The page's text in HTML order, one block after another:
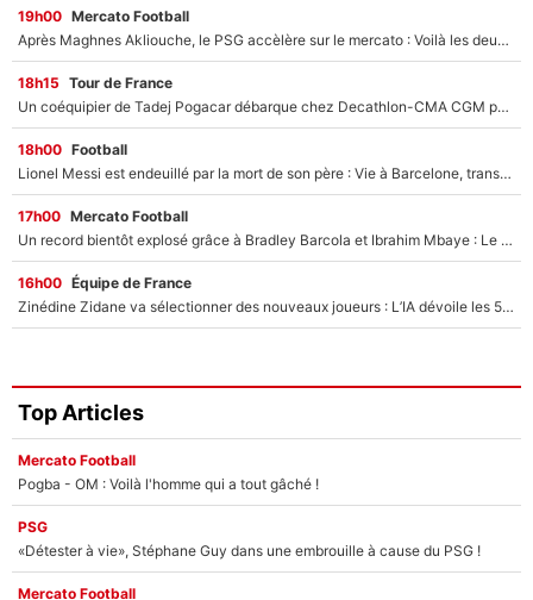
19h00 Mercato Football
Après Maghnes Akliouche, le PSG accèlère sur le mercato : Voilà les deux nouvelles recrues qui vont signer la semaine prochaine ?
18h15 Tour de France
Un coéquipier de Tadej Pogacar débarque chez Decathlon-CMA CGM pour épauler Paul Seixas : «Mes meilleures années sont à venir»
18h00 Football
Lionel Messi est endeuillé par la mort de son père : Vie à Barcelone, transfert au PSG... voilà comment Jorge Messi a joué un rôle essentiel dans sa carrière !
17h00 Mercato Football
Un record bientôt explosé grâce à Bradley Barcola et Ibrahim Mbaye : Le PSG sur le point de réaliser un mercato historique ?
16h00 Équipe de France
Zinédine Zidane va sélectionner des nouveaux joueurs : L’IA dévoile les 5 cracks qui pourraient rapidement le rejoindre en équipe de France !
Top Articles
Mercato Football
Pogba - OM : Voilà l'homme qui a tout gâché !
PSG
«Détester à vie», Stéphane Guy dans une embrouille à cause du PSG !
Mercato Football